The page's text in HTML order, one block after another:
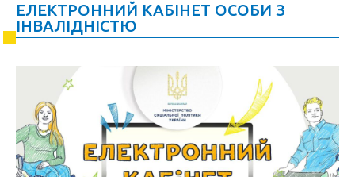
ЕЛЕКТРОННИЙ КАБІНЕТ ОСОБИ З
ІНВАЛІДНІСТЮ